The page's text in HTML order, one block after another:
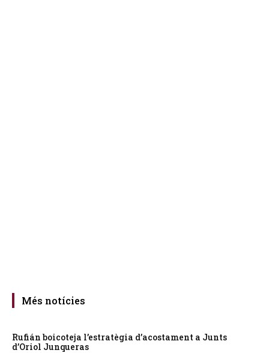
Més notícies
Rufián boicoteja l’estratègia d’acostament a Junts
d’Oriol Junqueras